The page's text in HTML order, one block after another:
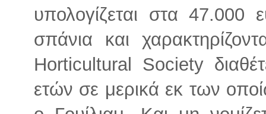
υπολογίζεται στα
σπάνια και
Horticultural Society
ετών σε μερικά εκ των